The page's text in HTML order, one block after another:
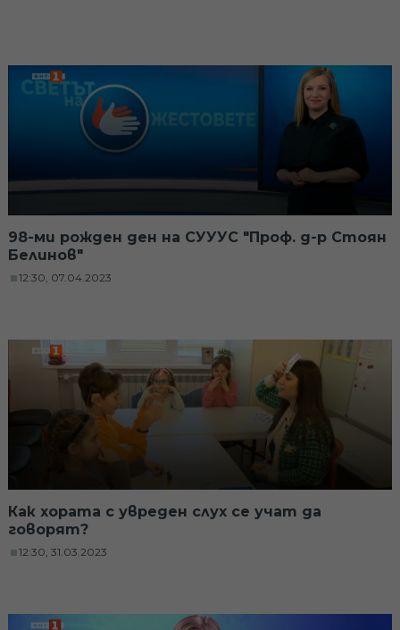
98-ми рожден ден на СУУУС "Проф. д-р Стоян
Белинов"
12:30, 07.04.2023
Как хората с увреден слух се учат да
говорят?
12:30, 31.03.2023